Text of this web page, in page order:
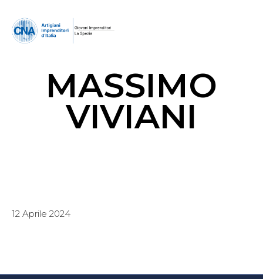
MASSIMO
VIVIANI
12 Aprile 2024